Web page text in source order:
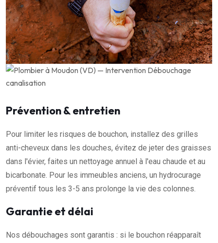
Prévention & entretien
Pour limiter les risques de bouchon, installez des grilles
anti-cheveux dans les douches, évitez de jeter des graisses
dans l'évier, faites un nettoyage annuel à l'eau chaude et au
bicarbonate. Pour les immeubles anciens, un hydrocurage
préventif tous les 3-5 ans prolonge la vie des colonnes.
Garantie et délai
Nos débouchages sont garantis : si le bouchon réapparaît